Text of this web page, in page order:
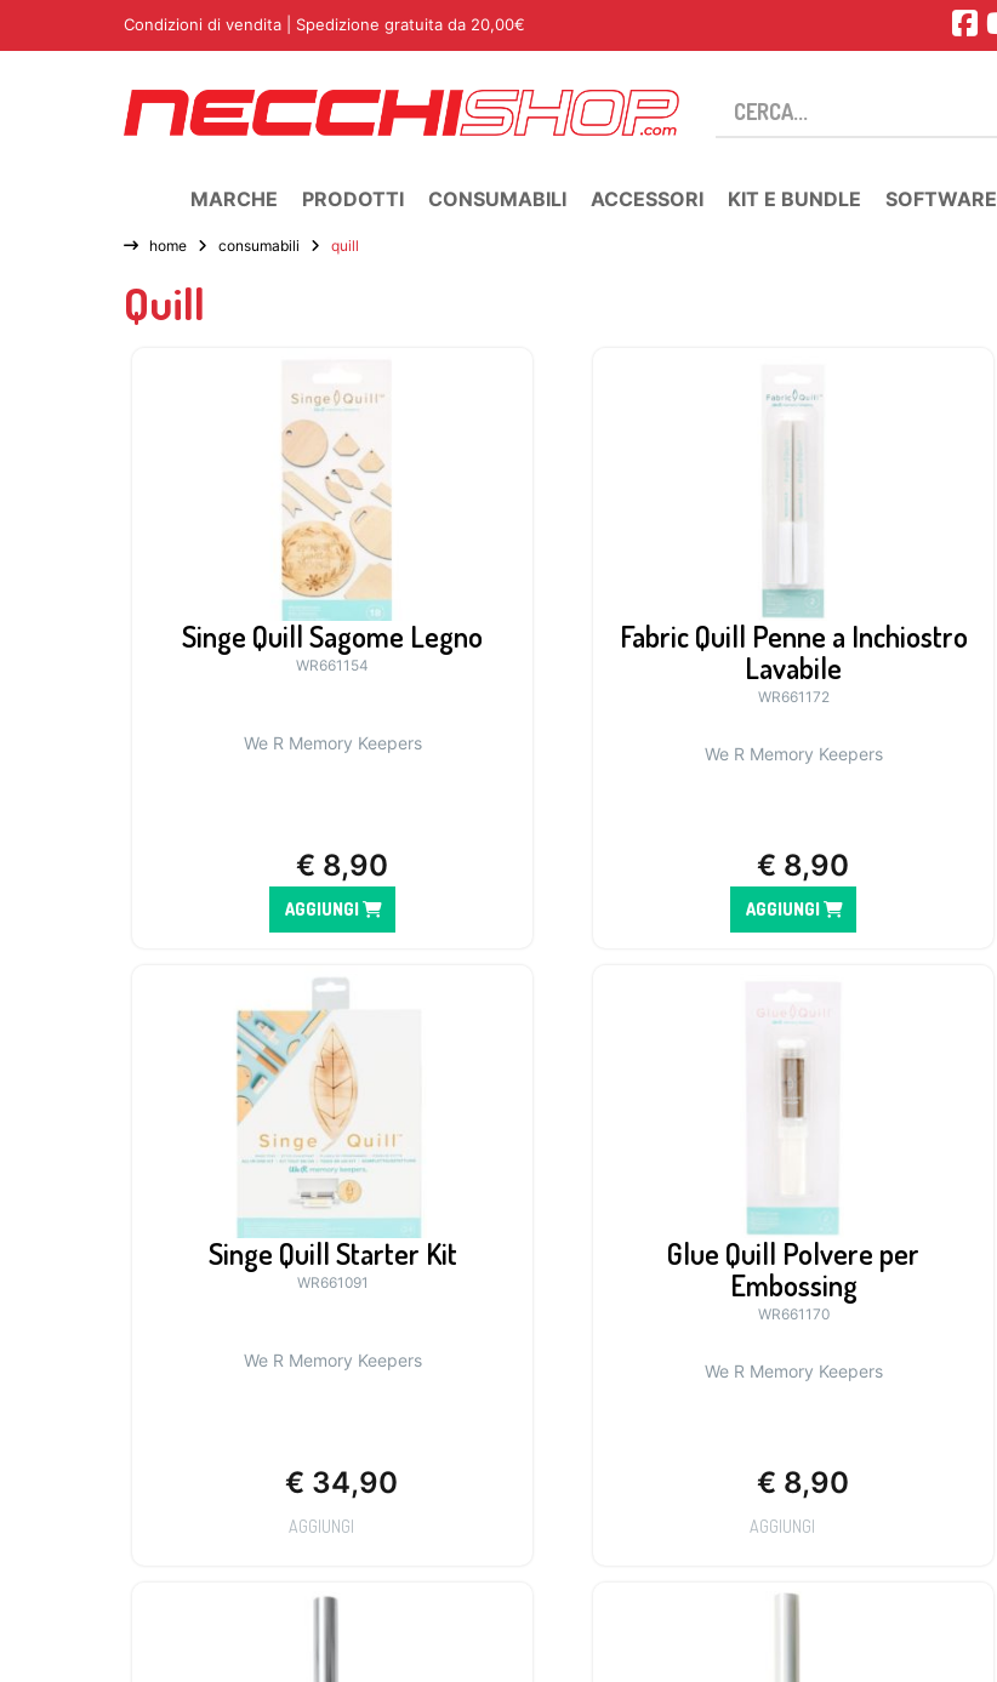
Condizioni di vendita | Spedizione gratuita da 20,00€
MARCHE PRODOTTI CONSUMABILI ACCESSORI KIT E BUNDLE SOFTWARE
home consumabili quill
Quill
Singe Quill Sagome Legno
WR661154
We R Memory Keepers
€ 8,90
AGGIUNGI
Fabric Quill Penne a Inchiostro
Lavabile
WR661172
We R Memory Keepers
€ 8,90
AGGIUNGI
Singe Quill Starter Kit
WR661091
We R Memory Keepers
€ 34,90
AGGIUNGI
Glue Quill Polvere per
Embossing
WR661170
We R Memory Keepers
€ 8,90
AGGIUNGI